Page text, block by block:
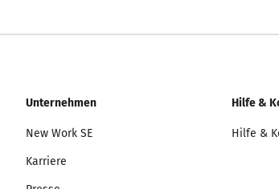
Unternehmen
New Work SE
Karriere
Hilfe &
Hilfe &